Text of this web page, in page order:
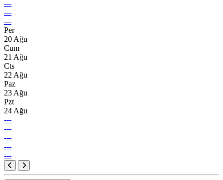
---
---
---
Per
20 Ağu
Cum
21 Ağu
Cts
22 Ağu
Paz
23 Ağu
Pzt
24 Ağu
---
---
---
---
---